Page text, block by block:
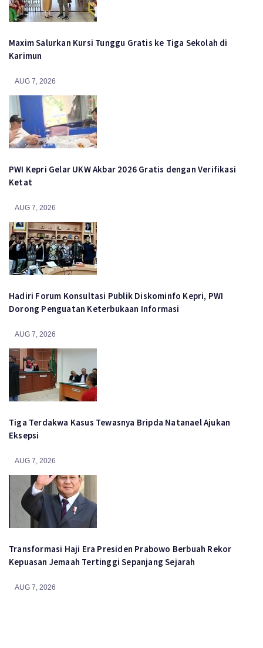
Maxim Salurkan Kursi Tunggu Gratis ke Tiga Sekolah di
Karimun
AUG 7, 2026
PWI Kepri Gelar UKW Akbar 2026 Gratis dengan Verifikasi
Ketat
AUG 7, 2026
Hadiri Forum Konsultasi Publik Diskominfo Kepri, PWI
Dorong Penguatan Keterbukaan Informasi
AUG 7, 2026
Tiga Terdakwa Kasus Tewasnya Bripda Natanael Ajukan
Eksepsi
AUG 7, 2026
Transformasi Haji Era Presiden Prabowo Berbuah Rekor
Kepuasan Jemaah Tertinggi Sepanjang Sejarah
AUG 7, 2026